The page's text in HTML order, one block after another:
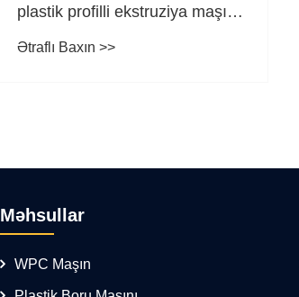
plastik profilli ekstruziya maşını
çatır
Ətraflı Baxın >>
Məhsullar
WPC Maşın